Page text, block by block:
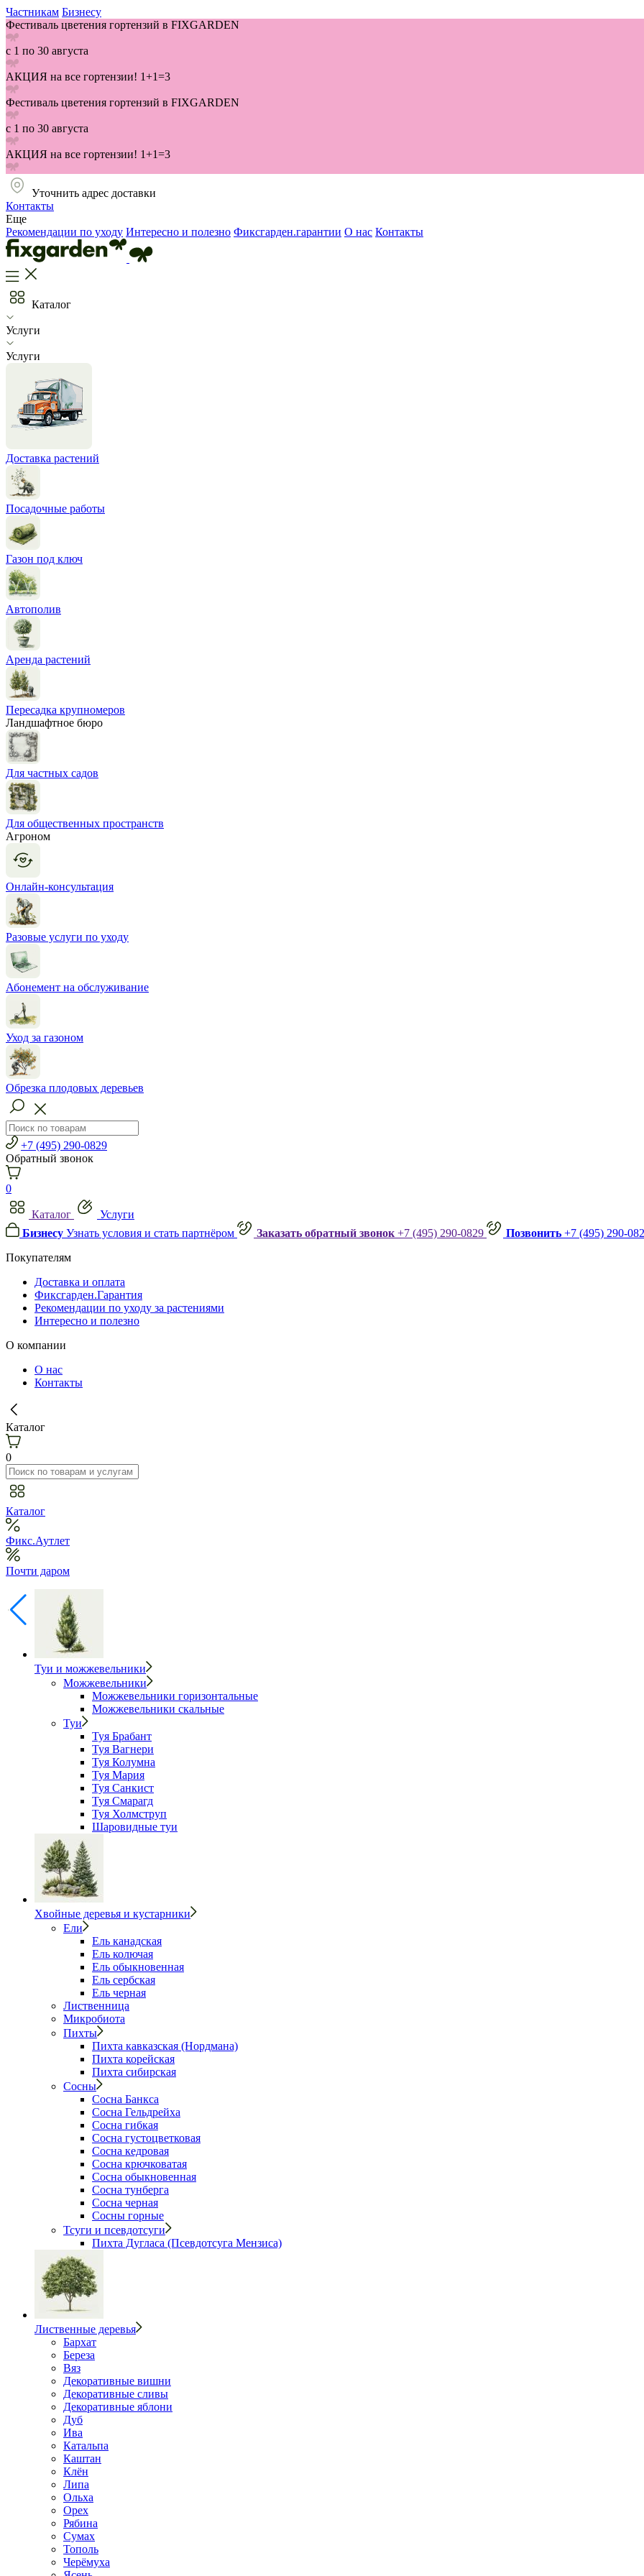
Частникам Бизнесу
Фестиваль цветения гортензий в FIXGARDEN
с 1 по 30 августа
АКЦИЯ на все гортензии! 1+1=3
Фестиваль цветения гортензий в FIXGARDEN
с 1 по 30 августа
АКЦИЯ на все гортензии! 1+1=3
Уточнить адрес доставки
Контакты
Еще
Рекомендации по уходу Интересно и полезно Фиксгарден.гарантии О нас Контакты
Каталог
Услуги
Услуги
Доставка растений
Посадочные работы
Газон под ключ
Автополив
Аренда растений
Пересадка крупномеров
Ландшафтное бюро
Для частных садов
Для общественных пространств
Агроном
Онлайн-консультация
Разовые услуги по уходу
Абонемент на обслуживание
Уход за газоном
Обрезка плодовых деревьев
+7 (495) 290-0829
Обратный звонок
0
Каталог
Услуги
Бизнесу Узнать условия и стать партнёром Заказать обратный звонок +7 (495) 290-0829 Позвонить +7 (495) 290-
Покупателям
Доставка и оплата
Фиксгарден.Гарантия
Рекомендации по уходу за растениями
Интересно и полезно
О компании
О нас
Контакты
Каталог
0
Каталог
Фикс.Аутлет
Почти даром
Туи и можжевельники
Можжевельники
Можжевельники горизонтальные
Можжевельники скальные
Туи
Туя Брабант
Туя Вагнери
Туя Колумна
Туя Мария
Туя Санкист
Туя Смарагд
Туя Холмструп
Шаровидные туи
Хвойные деревья и кустарники
Ели
Ель канадская
Ель колючая
Ель обыкновенная
Ель сербская
Ель черная
Лиственница
Микробиота
Пихты
Пихта кавказская (Нордмана)
Пихта корейская
Пихта сибирская
Сосны
Сосна Банкса
Сосна Гельдрейха
Сосна гибкая
Сосна густоцветковая
Сосна кедровая
Сосна крючковатая
Сосна обыкновенная
Сосна тунберга
Сосна черная
Сосны горные
Тсуги и псевдотсуги
Пихта Дугласа (Псевдотсуга Мензиса)
Лиственные деревья
Бархат
Береза
Вяз
Декоративные вишни
Декоративные сливы
Декоративные яблони
Дуб
Ива
Катальпа
Каштан
Клён
Липа
Ольха
Орех
Рябина
Сумах
Тополь
Черёмуха